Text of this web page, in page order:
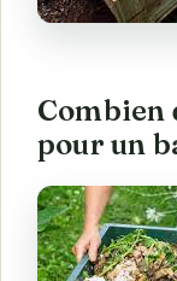
Combien
pour un